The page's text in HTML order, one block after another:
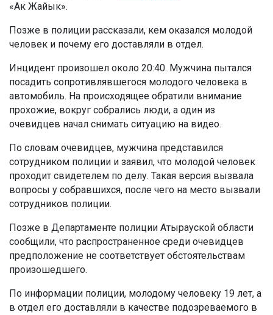
«Ак Жайык».
Позже в полиции рассказали, кем оказался молодой
человек и почему его доставляли в отдел.
Инцидент произошел около 20:40. Мужчина пытался
посадить сопротивлявшегося молодого человека в
автомобиль. На происходящее обратили внимание
прохожие, вокруг собрались люди, а один из
очевидцев начал снимать ситуацию на видео.
По словам очевидцев, мужчина представился
сотрудником полиции и заявил, что молодой человек
проходит свидетелем по делу. Такая версия вызвала
вопросы у собравшихся, после чего на место вызвали
сотрудников полиции.
Позже в Департаменте полиции Атырауской области
сообщили, что распространенное среди очевидцев
предположение не соответствует обстоятельствам
произошедшего.
По информации полиции, молодому человеку 19 лет, а
в отдел его доставляли в качестве подозреваемого в